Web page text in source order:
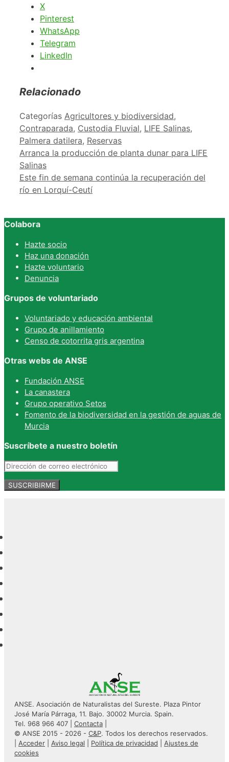
X
Pinterest
WhatsApp
Telegram
LinkedIn
Relacionado
Categorías Agricultores y biodiversidad,
Contraparada, Custodia Fluvial, LIFE Salinas,
Palmera datilera, Reservas
Arranca la producción de planta dunar para LIFE
Salinas
Este fin de semana continúa la recuperación del
río en Lorquí-Ceutí
Colabora
Hazte socio
Haz una donación
Hazte voluntario
Denuncia
Grupos de voluntariado
Voluntariado y educación ambiental
Grupo de anillamiento
Censo de cotorrita gris argentina
Otras webs de ANSE
Fundación ANSE
La canastera
Grupo operativo Setos
Fomento de la biodiversidad en la gestión de aguas de
Murcia
Suscríbete a nuestro boletín
ANSE. Asociación de Naturalistas del Sureste. Plaza Pintor
José María Párraga, 11. Bajo. 30002 Murcia. Spain.
Tel. 968 966 407 | Contacta
© ANSE 2015 - 2026 - C&P. Todos los derechos reservados.
Acceder Aviso legal Política de privacidad
Ajustes de
cookies